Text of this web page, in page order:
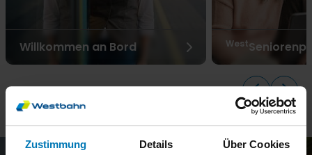
Zustimmung Details Über Cookies
Willkommen an Bord West